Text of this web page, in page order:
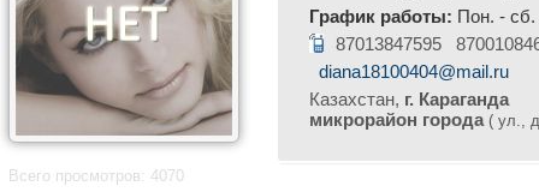
Всего просмотров: 4070
График работы: Пон. - сб.
87013847595
diana18100404@mail.ru
Казахстан, г. Караганда
микрорайон города ( ул.,